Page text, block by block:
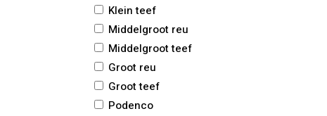
Klein teef
Middelgroot reu
Middelgroot teef
Groot reu
Groot teef
Podenco